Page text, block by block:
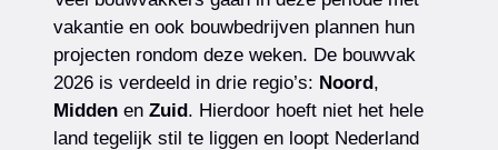
vakantie en ook bouwbedrijven plannen hun
projecten rondom deze weken. De bouwvak
2026 is verdeeld in drie regio’s: Noord,
Middenen Zuid. Hierdoor hoeft niet het hele
land tegelijk stil te liggen en loopt Nederland